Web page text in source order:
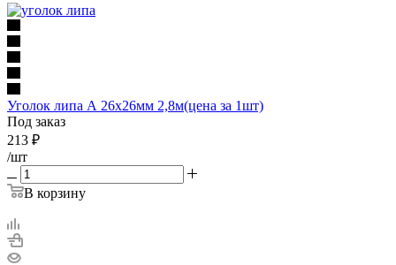
Уголок липа А 26х26мм 2,8м(цена за 1шт)
Под заказ
213 ₽
/шт
В корзину